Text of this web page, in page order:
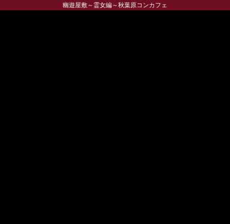
幽遊屋敷～霊女編～秋葉原コンカフェ